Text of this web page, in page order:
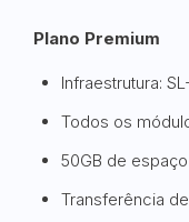
Plano Premium
Infraestrutura:
Todos os
50GB de
Transferência